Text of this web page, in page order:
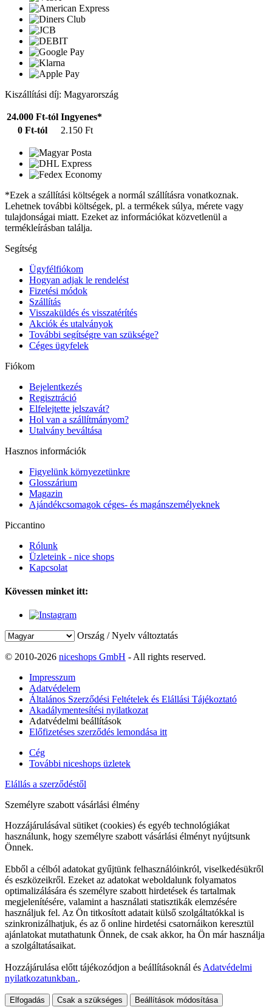
Kiszállítási díj: Magyarország
24.000 Ft-tól Ingyenes*
0 Ft-tól
2.150 Ft
*Ezek a szállítási költségek a normál szállításra vonatkoznak.
Lehetnek további költségek, pl. a termékek súlya, mérete vagy
tulajdonságai miatt. Ezeket az információkat közvetlenül a
termékleírásban találja.
Segítség
Ügyfélfiókom
Hogyan adjak le rendelést
Fizetési módok
Szállítás
Visszaküldés és visszatérítés
Akciók és utalványok
További segítségre van szüksége?
Céges ügyfelek
Fiókom
Bejelentkezés
Regisztráció
Elfelejtette jelszavát?
Hol van a szállítmányom?
Utalvány beváltása
Hasznos információk
Figyelünk környezetünkre
Glosszárium
Magazin
Ajándékcsomagok céges- és magánszemélyeknek
Piccantino
Rólunk
Üzleteink - nice shops
Kapcsolat
Kövessen minket itt:
Ország / Nyelv változtatás
© 2010-2026 niceshops GmbH - All rights reserved.
Impresszum
Adatvédelem
Általános Szerződési Feltételek és Elállási Tájékoztató
Akadálymentesítési nyilatkozat
Adatvédelmi beállítások
Előfizetéses szerződés lemondása itt
Cég
További niceshops üzletek
Elállás a szerződéstől
Személyre szabott vásárlási élmény
Hozzájárulásával sütiket (cookies) és egyéb technológiákat
használunk, hogy személyre szabott vásárlási élményt nyújtsunk
Önnek.
Ebből a célból adatokat gyűjtünk felhasználóinkról, viselkedésükről
és eszközeikről. Ezeket az adatokat weboldalunk folyamatos
optimalizálására és személyre szabott hirdetések és tartalmak
megjelenítésére, valamint a használati statisztikák elemzésére
használjuk fel. Az Ön titkosított adatait külső szolgáltatókkal is
szinkronizálhatjuk, és az ő online hirdetési csatornáikon keresztül
ajánlatokat mutathatunk Önnek, de csak akkor, ha Ön már használja
a szolgáltatásaikat.
Hozzájárulása előtt tájékozódjon a beállításoknál és Adatvédelmi
nyilatkozatunkban..
Elfogadás Csak a szükséges Beállítások módosítása